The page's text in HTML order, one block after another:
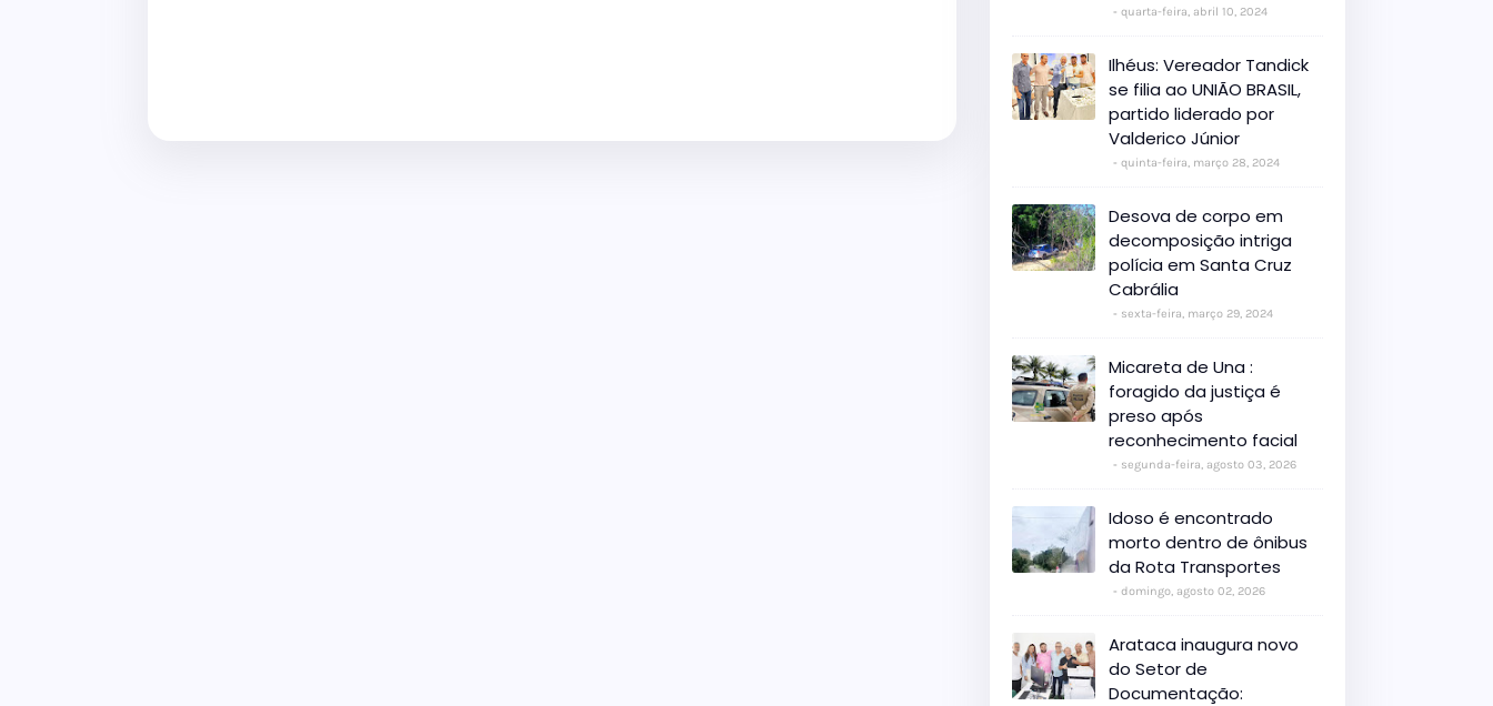
quarta-feira, abril 10, 2024
Ilhéus: Vereador Tandick
se filia ao UNIÃO BRASIL,
partido liderado por
Valderico Júnior
quinta-feira, março 28, 2024
Desova de corpo em
decomposição intriga
polícia em Santa Cruz
Cabrália
sexta-feira, março 29, 2024
Micareta de Una :
foragido da justiça é
preso após
reconhecimento facial
segunda-feira, agosto 03, 2026
Idoso é encontrado
morto dentro de ônibus
da Rota Transportes
domingo, agosto 02, 2026
Arataca inaugura novo
do Setor de
Documentação: